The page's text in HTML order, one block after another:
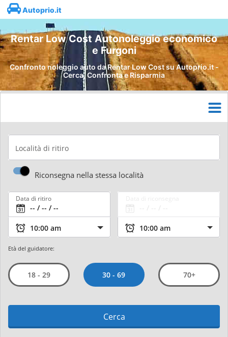
Autoprio.it
Rentar Low Cost Autonoleggio economico
e Furgoni
Confronto noleggio auto da Rentar Low Cost su Autoprio.it -
Cerca, Confronta e Risparmia
Località di ritiro
Riconsegna nella stessa località
Data di ritiro
Età del guidatore:
18 - 29 30 - 69 70+
Cerca